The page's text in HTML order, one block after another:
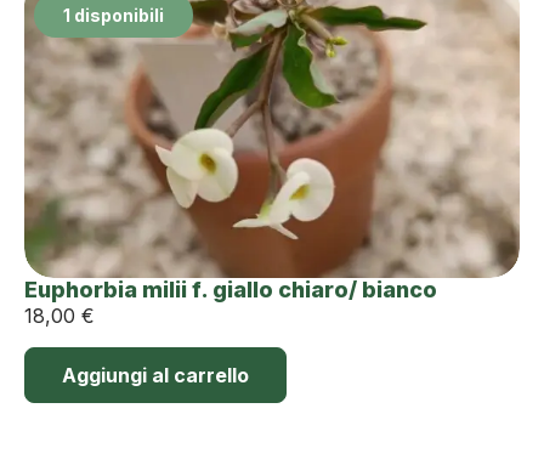
1 disponibili
Euphorbia milii f. giallo chiaro/ bianco
18,00 €
Aggiungi al carrello